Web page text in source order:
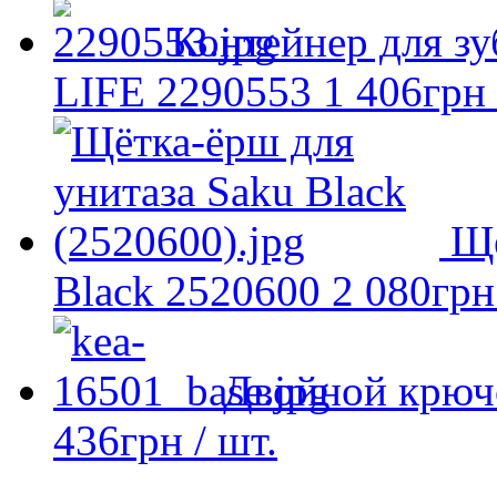
Контейнер для
LIFE 2290553 1 406грн
Black 2520600 2 080грн
Двойной
436грн / шт.